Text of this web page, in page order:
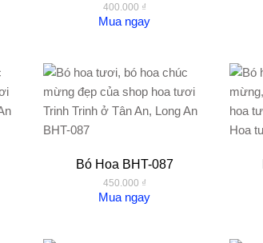
400.000 ₫
Mua ngay
Bó Hoa BHT-087
450.000 ₫
Mua ngay